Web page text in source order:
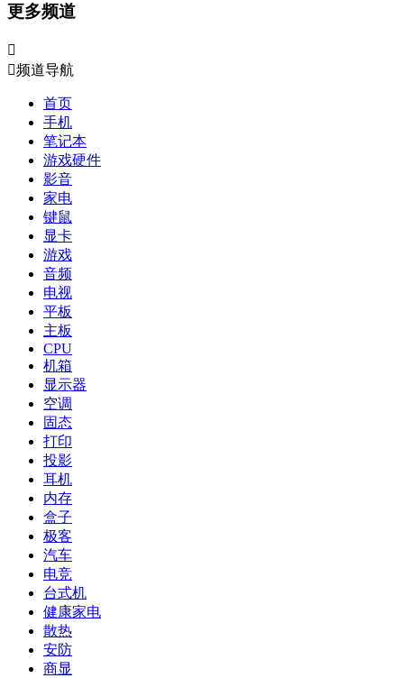
更多频道

频道导航
首页
手机
笔记本
游戏硬件
影音
家电
键鼠
显卡
游戏
音频
电视
平板
主板
CPU
机箱
显示器
空调
固态
打印
投影
耳机
内存
盒子
极客
汽车
电竞
台式机
健康家电
散热
安防
商显